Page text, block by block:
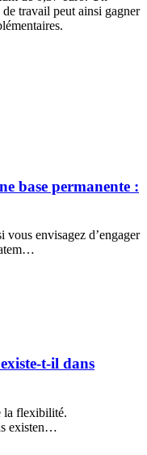
travail peut ainsi gagner
base permanente :
envisagez d’engager
t-il dans
la flexibilité.
existen…